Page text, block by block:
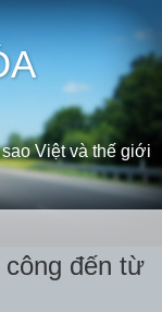
Việt và thế giới
công đến từ